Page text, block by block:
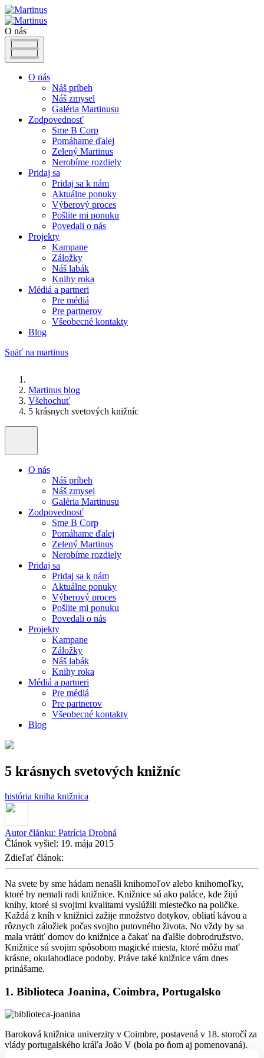
O nás
O nás
Náš príbeh
Náš zmysel
Galéria Martinusu
Zodpovednosť
Sme B Corp
Pomáhame ďalej
Zelený Martinus
Nerobíme rozdiely
Pridaj sa
Pridaj sa k nám
Aktuálne ponuky
Výberový proces
Pošlite mi ponuku
Povedali o nás
Projekty
Kampane
Záložky
Náš labák
Knihy roka
Médiá a partneri
Pre médiá
Pre partnerov
Všeobecné kontakty
Blog
Späť na martinus
Martinus blog
Všehochuť
5 krásnych svetových knižníc
O nás
Náš príbeh
Náš zmysel
Galéria Martinusu
Zodpovednosť
Sme B Corp
Pomáhame ďalej
Zelený Martinus
Nerobíme rozdiely
Pridaj sa
Pridaj sa k nám
Aktuálne ponuky
Výberový proces
Pošlite mi ponuku
Povedali o nás
Projekty
Kampane
Záložky
Náš labák
Knihy roka
Médiá a partneri
Pre médiá
Pre partnerov
Všeobecné kontakty
Blog
5 krásnych svetových knižníc
história kniha knižnica
Autor článku: Patrícia Drobná
Článok vyšiel: 19. mája 2015
Zdieľať článok:
Na svete by sme hádam nenašli knihomoľov alebo knihomoľky,
ktoré by nemali radi knižnice. Knižnice sú ako paláce, kde žijú
knihy, ktoré si svojimi kvalitami vyslúžili miestečko na poličke.
Každá z kníh v knižnici zažije množstvo dotykov, obliatí kávou a
rôznych záložiek počas svojho putovného života. No vždy by sa
mala vrátiť domov do knižnice a čakať na ďalšie dobrodružstvo.
Knižnice sú svojim spôsobom magické miesta, ktoré môžu mať
krásne, okulahodiace podoby. Práve také knižnice vám dnes
prinášame.
1. Biblioteca Joanina, Coimbra, Portugalsko
Baroková knižnica univerzity v Coimbre, postavená v 18. storočí za
vlády portugalského kráľa João V (bola po ňom aj pomenovaná).
Práve kráľ poukázal na to, že požiadavky rektora na knižnicu sú